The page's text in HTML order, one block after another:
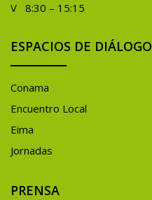
V 8:30 – 15:15
ESPACIOS DE DIÁLOGO
Conama
Encuentro Local
Eima
Jornadas
PRENSA